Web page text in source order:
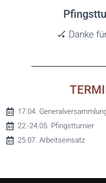
🏑 Danke
17.04.
22.-24.05. Pfingstturnier
25.07. Arbeitseinsatz